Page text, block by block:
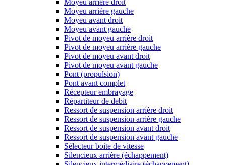
Moyeu arrière droit
Moyeu arrière gauche
Moyeu avant droit
Moyeu avant gauche
Pivot de moyeu arrière droit
Pivot de moyeu arrière gauche
Pivot de moyeu avant droit
Pivot de moyeu avant gauche
Pont (propulsion)
Pont avant complet
Récepteur embrayage
Répartiteur de debit
Ressort de suspension arrière droit
Ressort de suspension arrière gauche
Ressort de suspension avant droit
Ressort de suspension avant gauche
Sélecteur boite de vitesse
Silencieux arrière (échappement)